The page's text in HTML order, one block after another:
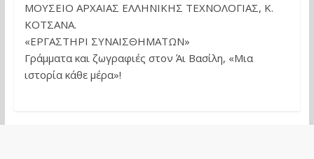
ΜΟΥΣΕΙΟ ΑΡΧΑΙΑΣ ΕΛΛΗΝΙΚΗΣ ΤΕΧΝΟΛΟΓΙΑΣ, Κ.
ΚΟΤΣΑΝΑ.
«ΕΡΓΑΣΤΗΡΙ ΣΥΝΑΙΣΘΗΜΑΤΩΝ»
Γράμματα και ζωγραφιές στον Άι Βασίλη, «Μια
ιστορία κάθε μέρα»!